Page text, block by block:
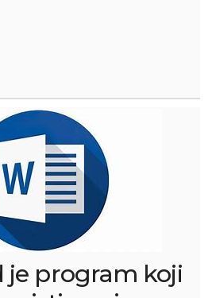
je program koji